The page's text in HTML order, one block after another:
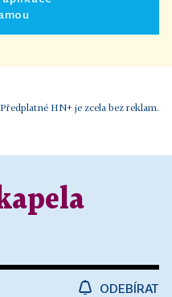
Předplatné HN+ je zcela bez reklam.
ODEBÍRAT